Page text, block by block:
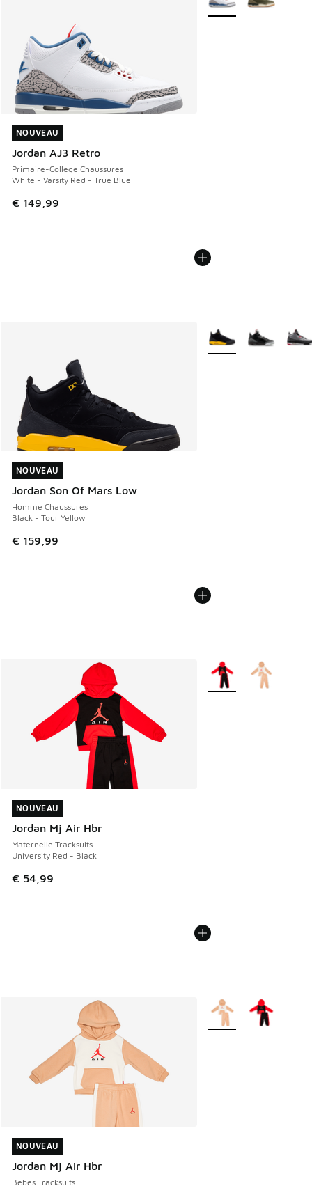
NOUVEAU
Jordan AJ3 Retro
Primaire-College Chaussures
White - Varsity Red - True Blue
€ 149,99
NOUVEAU
NOUVEAU
Jordan Son Of Mars Low
Homme Chaussures
Black - Tour Yellow
€ 159,99
NOUVEAU
Plus de couleurs
NOUVEAU
Jordan Mj Air Hbr
Maternelle Tracksuits
University Red - Black
€ 54,99
NOUVEAU
Plus de couleurs
NOUVEAU
Jordan Mj Air Hbr
Bebes Tracksuits
NOUVEAU
Plus de couleurs